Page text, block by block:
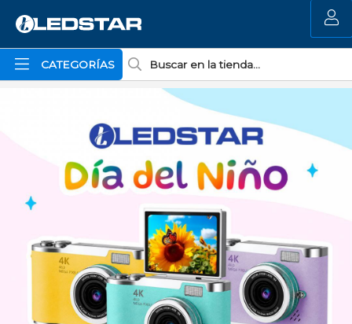
CATEGORÍAS
MI COMPRA